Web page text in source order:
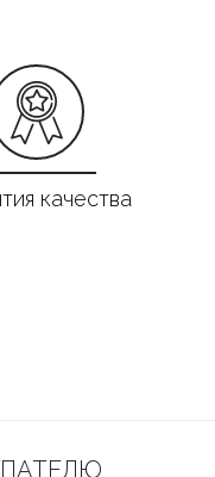
качества